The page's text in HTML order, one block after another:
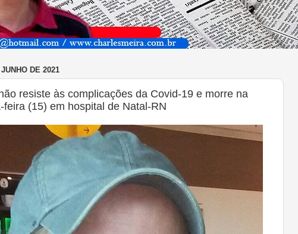
DE 2021
resiste às complicações da Covid-19 e morre na
feira (15) em hospital de Natal-RN